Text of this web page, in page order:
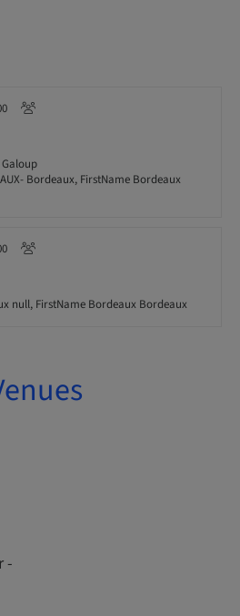
Bordeaux, FirstName Bordeaux
null, FirstName Bordeaux Bordeaux
-